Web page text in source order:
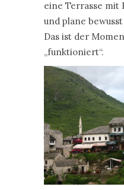
eine Terrasse mit
und plane
Das ist der
„funktioniert“.